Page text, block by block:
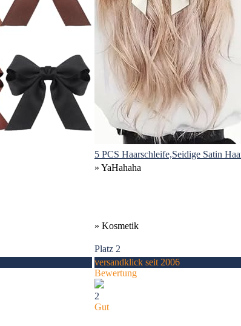
5 PCS Haarschleife,Seidige Satin
» YaHahaha
» Kosmetik
Platz 2
versandklick seit 2006
Bewertung
2
Gut